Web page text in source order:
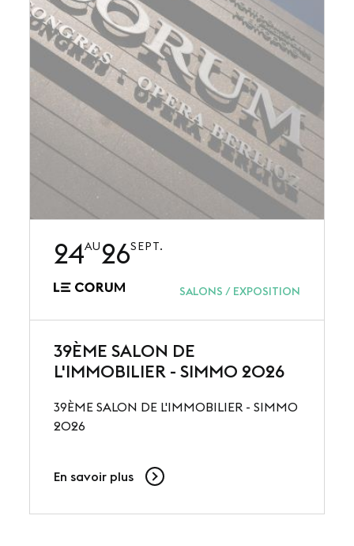
24AU26SEPT.
SALONS / EXPOSITION
39ÈME SALON DE
L'IMMOBILIER - SIMMO 2026
39ÈME SALON DE L'IMMOBILIER - SIMMO
2026
En savoir plus